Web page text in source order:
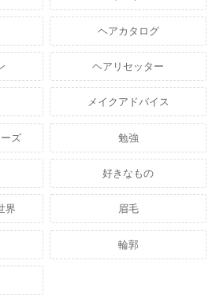
ヘアカタログ
ヘアリセッター
メイクアドバイス
ズ 勉強
好きなもの
界 眉毛
輪郭